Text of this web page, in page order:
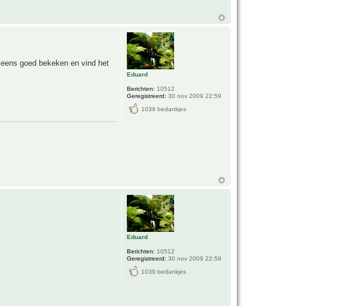
goed bekeken en vind het
Eduard
Berichten: 10512
Geregistreerd: 30 nov 2009 22:59
1039 bedankjes
Eduard
Berichten: 10512
Geregistreerd: 30 nov 2009 22:59
1039 bedankjes